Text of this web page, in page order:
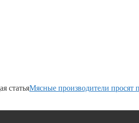
статьяМясные производители просят